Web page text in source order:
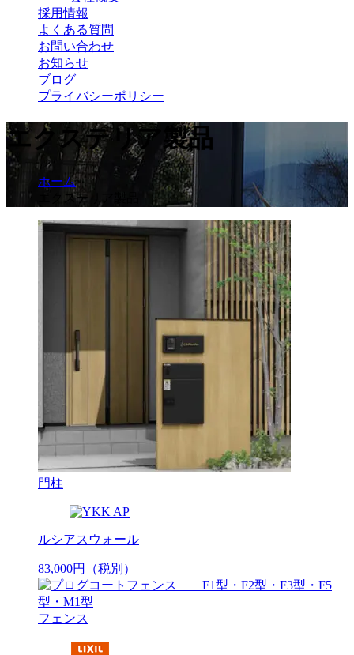
採用情報
よくある質問
お問い合わせ
お知らせ
ブログ
プライバシーポリシー
エクステリア製品
ホーム
エクステリア製品
門柱
ルシアスウォール
83,000円 （税別）
フェンス